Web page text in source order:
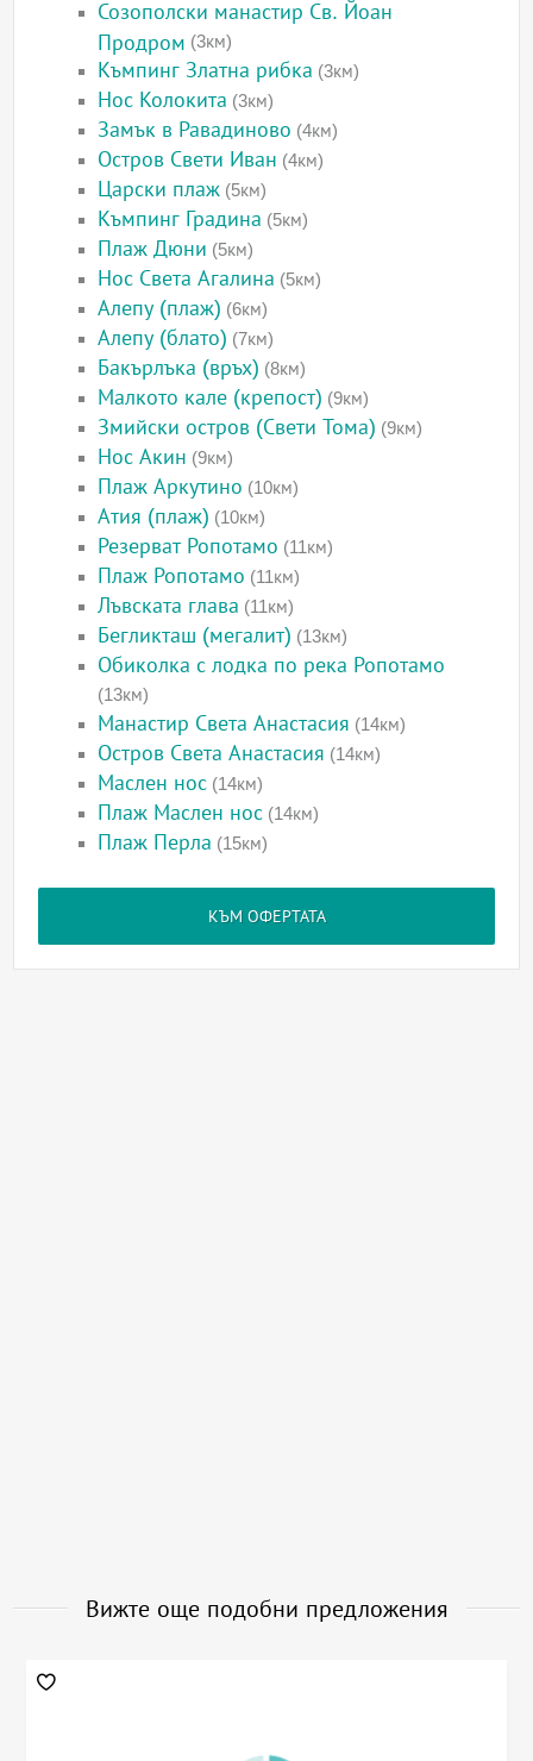
Созополски манастир Св. Йоан
Продром (3км)
Къмпинг Златна рибка (3км)
Нос Колокита (3км)
Замък в Равадиново (4км)
Остров Свети Иван (4км)
Царски плаж (5км)
Къмпинг Градина (5км)
Плаж Дюни (5км)
Нос Света Агалина (5км)
Алепу (плаж) (6км)
Алепу (блато) (7км)
Бакърлъка (връх) (8км)
Малкото кале (крепост) (9км)
Змийски остров (Свети Тома) (9км)
Нос Акин (9км)
Плаж Аркутино (10км)
Атия (плаж) (10км)
Резерват Ропотамо (11км)
Плаж Ропотамо (11км)
Лъвската глава (11км)
Бегликташ (мегалит) (13км)
Обиколка с лодка по река Ропотамо
(13км)
Манастир Света Анастасия (14км)
Остров Света Анастасия (14км)
Маслен нос (14км)
Плаж Маслен нос (14км)
Плаж Перла (15км)
КЪМ ОФЕРТАТА
Вижте още подобни предложения